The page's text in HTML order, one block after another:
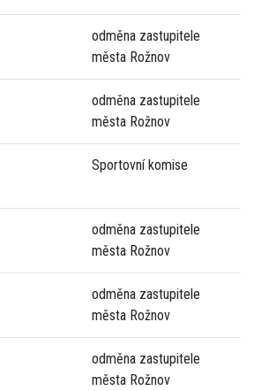
odměna zastupitele
města Rožnov
odměna zastupitele
města Rožnov
Sportovní komise
odměna zastupitele
města Rožnov
odměna zastupitele
města Rožnov
odměna zastupitele
města Rožnov